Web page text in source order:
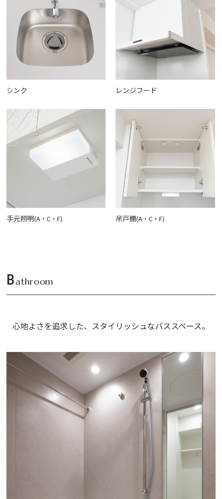
シンク レンジフード
手元照明(A・C・F) 吊戸棚(A・C・F)
Bathroom
心地よさを追求した、スタイリッシュなバススペース。